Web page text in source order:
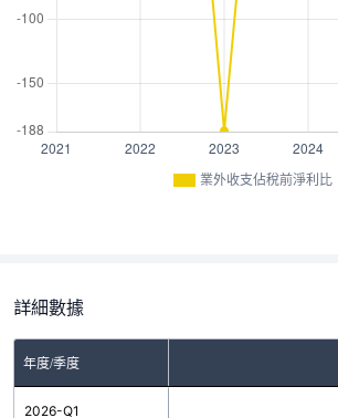
業外收支佔稅前淨利比
詳細數據
年度/季度
2026-Q1